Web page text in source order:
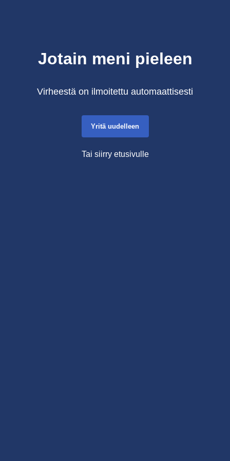
Jotain meni pieleen
Virheestä on ilmoitettu automaattisesti
Yritä uudelleen
Tai siirry etusivulle